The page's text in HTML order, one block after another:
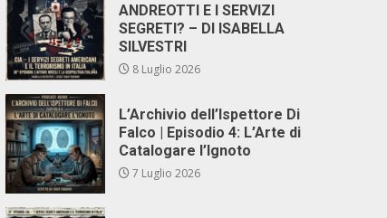
ANDREOTTI E I SERVIZI
SEGRETI? – DI ISABELLA
SILVESTRI
8 Luglio 2026
L’Archivio dell’Ispettore Di
Falco | Episodio 4: L’Arte di
Catalogare l’Ignoto
7 Luglio 2026